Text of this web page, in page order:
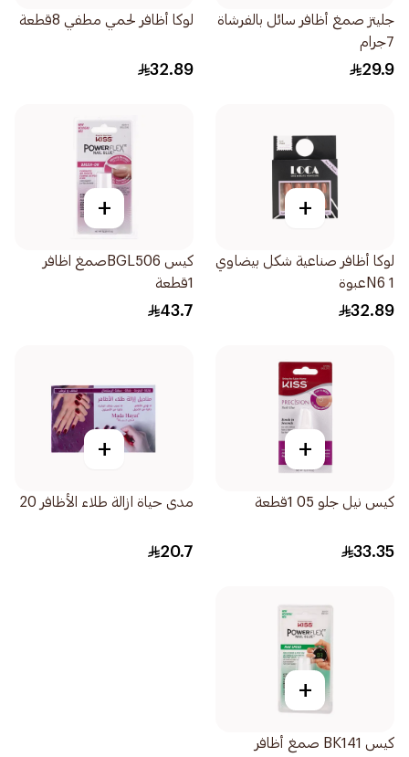
جليتز صمغ أظافر سائل بالفرشاة
7جرام
29.9
لوكا أظافر لحمي مطفي 8قطعة
32.89
+
لوكا أظافر صناعية شكل بيضاوي
N6 1عبوة
32.89
+
كيس BGL506صمغ اظافر
1قطعة
43.7
+
كيس نيل جلو 05 1قطعة
33.35
+
مدى حياة ازالة طلاء الأظافر 20
20.7
+
كيس BK141 صمغ أظافر